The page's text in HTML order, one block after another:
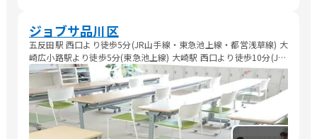
ジョブサ品川区
五反田駅 西口より徒歩5分(JR山手線・東急池上線・都営浅草線) 大
崎広小路駅より徒歩5分(東急池上線) 大崎駅 西口より徒歩10分(JR
山手線・JR埼京線・JR湘南新宿ライン・東京臨海高速鉄道)